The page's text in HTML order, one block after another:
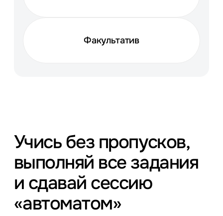
Факультатив
Учись без пропусков,
выполняй всезадания
и сдавай сессию
«автоматом»